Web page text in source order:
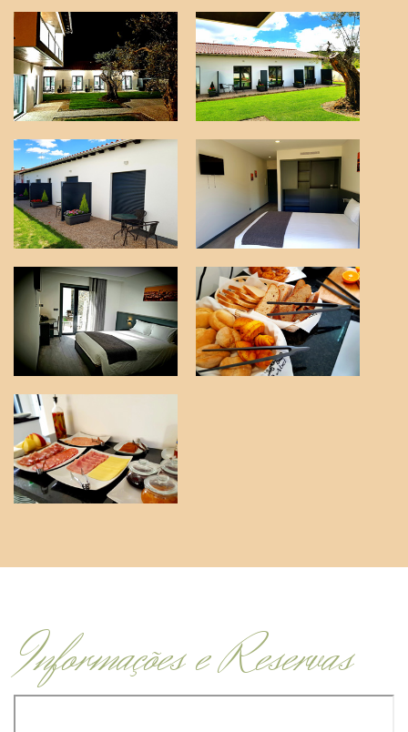
Informações e Reservas